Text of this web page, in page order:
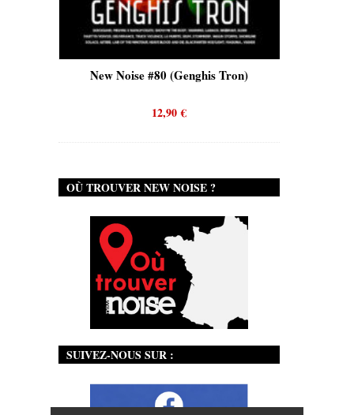
#80 (Genghis Tron) New Noise #80 (Quicksand)
OÙ TROUVER NEW NOISE ?
SUIVEZ-NOUS SUR :